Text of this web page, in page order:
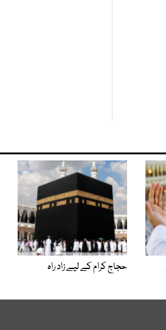
حجاج کرام کے لیے زاد راہ